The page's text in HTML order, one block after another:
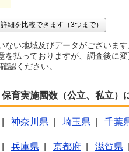
細を比較できます（3つまで）
い地域及びデータがございま
払っておりますが、調査後に
認ください。
育実施園数（公立、私立）
神奈川県 埼玉県 千葉
兵庫県 京都府 滋賀県